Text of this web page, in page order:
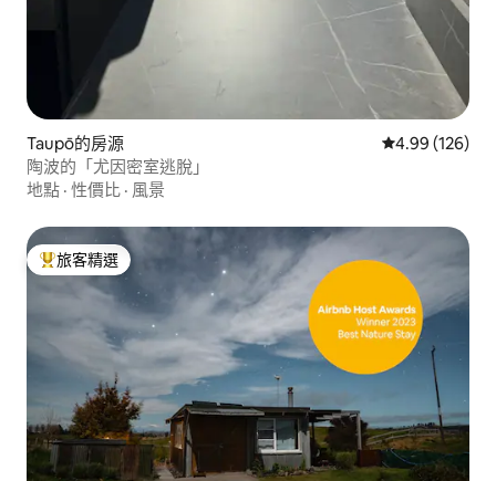
Taupō的房源 從 126 則評價
4.99 (126)
陶波的「尤因密室逃脫」
地點 · 性價比 · 風景
旅客精選榜首
旅客精選